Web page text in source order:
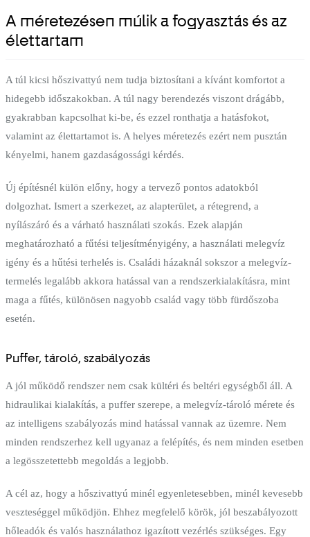
A méretezésen múlik a fogyasztás és az
élettartam
A túl kicsi hőszivattyú nem tudja biztosítani a kívánt komfortot a
hidegebb időszakokban. A túl nagy berendezés viszont drágább,
gyakrabban kapcsolhat ki-be, és ezzel ronthatja a hatásfokot,
valamint az élettartamot is. A helyes méretezés ezért nem pusztán
kényelmi, hanem gazdaságossági kérdés.
Új építésnél külön előny, hogy a tervező pontos adatokból
dolgozhat. Ismert a szerkezet, az alapterület, a rétegrend, a
nyílászáró és a várható használati szokás. Ezek alapján
meghatározható a fűtési teljesítményigény, a használati melegvíz
igény és a hűtési terhelés is. Családi házaknál sokszor a melegvíz-
termelés legalább akkora hatással van a rendszerkialakításra, mint
maga a fűtés, különösen nagyobb család vagy több fürdőszoba
esetén.
Puffer, tároló, szabályozás
A jól működő rendszer nem csak kültéri és beltéri egységből áll. A
hidraulikai kialakítás, a puffer szerepe, a melegvíz-tároló mérete és
az intelligens szabályozás mind hatással vannak az üzemre. Nem
minden rendszerhez kell ugyanaz a felépítés, és nem minden esetben
a legösszetettebb megoldás a legjobb.
A cél az, hogy a hőszivattyú minél egyenletesebben, minél kevesebb
veszteséggel működjön. Ehhez megfelelő körök, jól beszabályozott
hőleadók és valós használathoz igazított vezérlés szükséges. Egy